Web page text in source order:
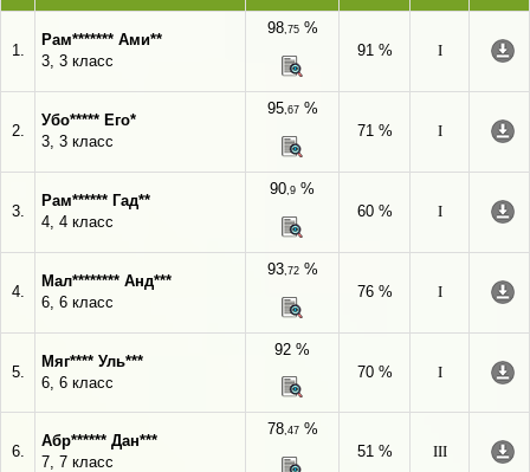
1.
Рам******* Ами**
3, 3 класс
98,75%
91 %
I
2.
Убо***** Его*
3, 3 класс
95,67%
71 %
I
3.
Рам****** Гад**
4, 4 класс
90,9 %
60 %
I
4.
Мал******** Анд***
6, 6 класс
93,72%
76 %
I
5.
Мяг**** Уль***
6, 6 класс
92 %
70 %
I
6.
Абр****** Дан***
7, 7 класс
78,47%
51 %
III